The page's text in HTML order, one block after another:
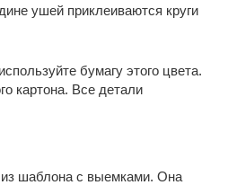
ушей приклеиваются круги
бумагу этого цвета.
картона. Все детали
шаблона с выемками. Она